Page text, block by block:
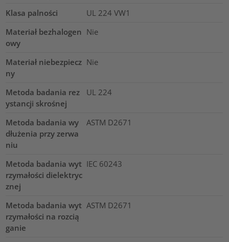
Klasa palności
UL 224 VW1
Materiał bezhalogen
owy
Nie
Materiał niebezpiecz
ny
Nie
Metoda badania rez
ystancji skrośnej
UL 224
Metoda badania wy
dłużenia przy zerwa
niu
ASTM D2671
Metoda badania wyt
rzymałości dielektryc
znej
IEC 60243
Metoda badania wyt
rzymałości na rozcią
ganie
ASTM D2671